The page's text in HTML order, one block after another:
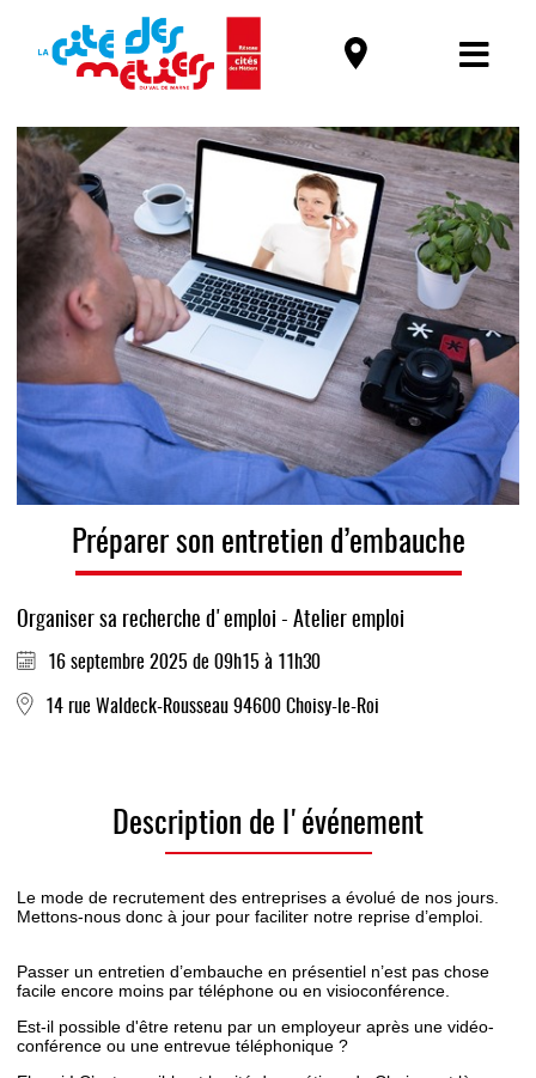
Préparer son entretien d’embauche
Organiser sa recherche d'emploi - Atelier emploi
16 septembre 2025 de 09h15 à 11h30
14 rue Waldeck-Rousseau 94600 Choisy-le-Roi
Description de l'événement
Le mode de recrutement des entreprises a évolué de nos jours.
Mettons-nous donc à jour pour faciliter notre reprise d’emploi.
Passer un entretien d’embauche en présentiel n’est pas chose
facile encore moins par téléphone ou en visioconférence.
Est-il possible d'être retenu par un employeur après une vidéo-
conférence ou une entrevue téléphonique ?